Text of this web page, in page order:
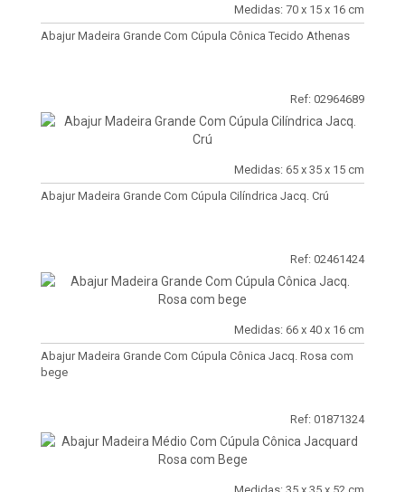
Medidas: 70 x 15 x 16 cm
Abajur Madeira Grande Com Cúpula Cônica Tecido Athenas
Ref: 02964689
Medidas: 65 x 35 x 15 cm
Abajur Madeira Grande Com Cúpula Cilíndrica Jacq. Crú
Ref: 02461424
Medidas: 66 x 40 x 16 cm
Abajur Madeira Grande Com Cúpula Cônica Jacq. Rosa com
bege
Ref: 01871324